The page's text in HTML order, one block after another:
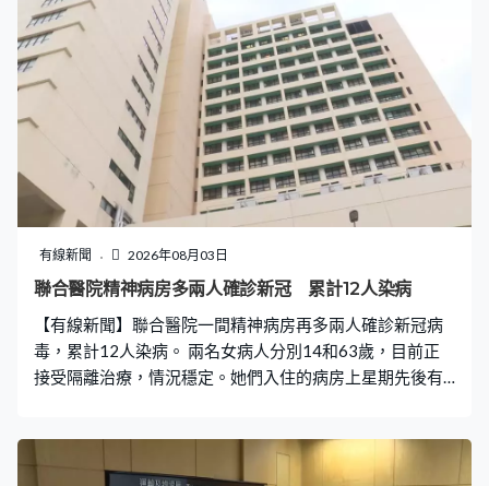
海一帶，隨後路徑仍存在變數。 受「白海豚」的外圍下沉
氣流影響，中國東南沿岸天色逐漸好轉，週末期間天氣酷
熱。天文台提醒市民戶外活動，要多補充水份及做足防暑
防曬措施，同時高溫亦有機會觸發雷雨。
有線新聞 2026年08月03日
聯合醫院精神病房多兩人確診新冠 累計12人染病
【有線新聞】聯合醫院一間精神病房再多兩人確診新冠病
毒，累計12人染病。 兩名女病人分別14和63歲，目前正
接受隔離治療，情況穩定。她們入住的病房上星期先後有